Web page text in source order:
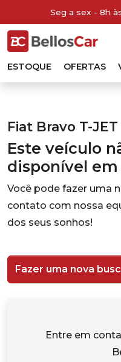
Seg a sex - 8h
ESTOQUE OFERTAS
Fiat Bravo T-
Este veículo
disponível
Você pode fazer uma
contato com nossa
dos seus sonhos!
Fazer uma nova
Entre em